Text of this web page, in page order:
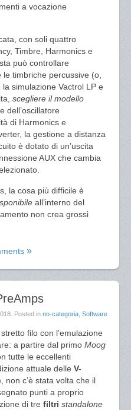
a vocazione
con soli quattro
Timbre, Harmonics e
può controllare
le timbriche percussive (o,
simulazione Vactrol LP e
scegliere il modello
dell’oscillatore
di Harmonics e
la gestione a distanza
è dotato di un’uscita
AUX che cambia
la cosa più difficile è
all’interno del
non crea grossi
. Posted in no-categoria Software
filo con l’emulazione
a partire dal primo Moog
tutte le eccellenti
attuale delle V-
non c’è stata volta che il
punti a proprio
di tre filtri standalone